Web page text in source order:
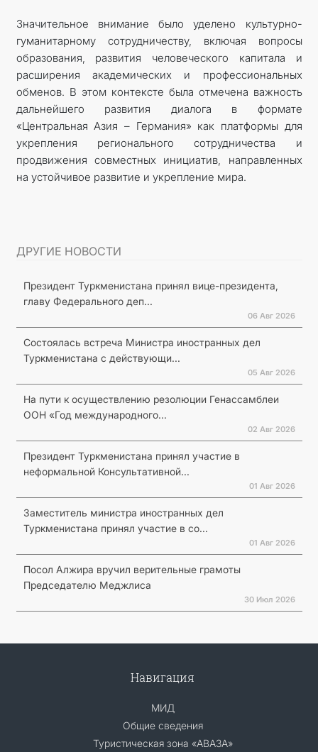
Значительное внимание было уделено культурно-
гуманитарному сотрудничеству, включая вопросы
образования, развития человеческого капитала и
расширения академических и профессиональных
обменов. В этом контексте была отмечена важность
дальнейшего развития диалога в формате
«Центральная Азия – Германия» как платформы для
укрепления регионального сотрудничества и
продвижения совместных инициатив, направленных
на устойчивое развитие и укрепление мира.
ДРУГИЕ НОВОСТИ
Президент Туркменистана принял вице-президента,
главу Федерального деп...
06 Авг 2026
Состоялась встреча Министра иностранных дел
Туркменистана с действующи...
05 Авг 2026
На пути к осуществлению резолюции Генассамблеи
ООН «Год международного...
02 Авг 2026
Президент Туркменистана принял участие в
неформальной Консультативной...
01 Авг 2026
Заместитель министра иностранных дел
Туркменистана принял участие в со...
01 Авг 2026
Посол Алжира вручил верительные грамоты
Председателю Меджлиса
30 Июл 2026
Навигация
МИД
Общие сведения
Туристическая зона «АВАЗА»